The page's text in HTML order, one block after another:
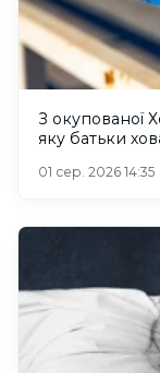
З окупованої
яку батьки
01 сер. 2026 14:35